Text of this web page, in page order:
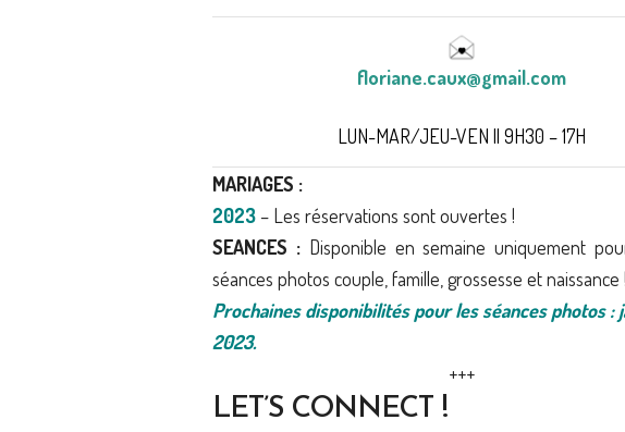
floriane.caux@gmail.com
LUN-MAR/JEU-VEN || 9H30 – 17H
MARIAGES :
2023 – Les réservations sont ouvertes !
SEANCES :Disponible en semaine uniquement
séances photos couple, famille, grossesse et naissance !
Prochaines disponibilités pour les séances photos :
2023.
+++
LET’S CONNECT !